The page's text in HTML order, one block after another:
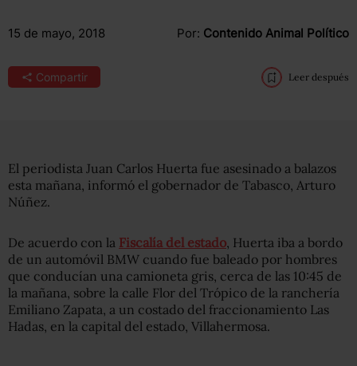
15 de mayo, 2018 Por: Contenido Animal Político
Compartir Leer después
El periodista Juan Carlos Huerta fue asesinado a balazos
esta mañana, informó el gobernador de Tabasco, Arturo
Núñez.
De acuerdo con la Fiscalía del estado, Huerta iba a bordo
de un automóvil BMW cuando fue baleado por hombres
que conducían una camioneta gris, cerca de las 10:45 de
la mañana, sobre la calle Flor del Trópico de la ranchería
Emiliano Zapata, a un costado del fraccionamiento Las
Hadas, en la capital del estado, Villahermosa.